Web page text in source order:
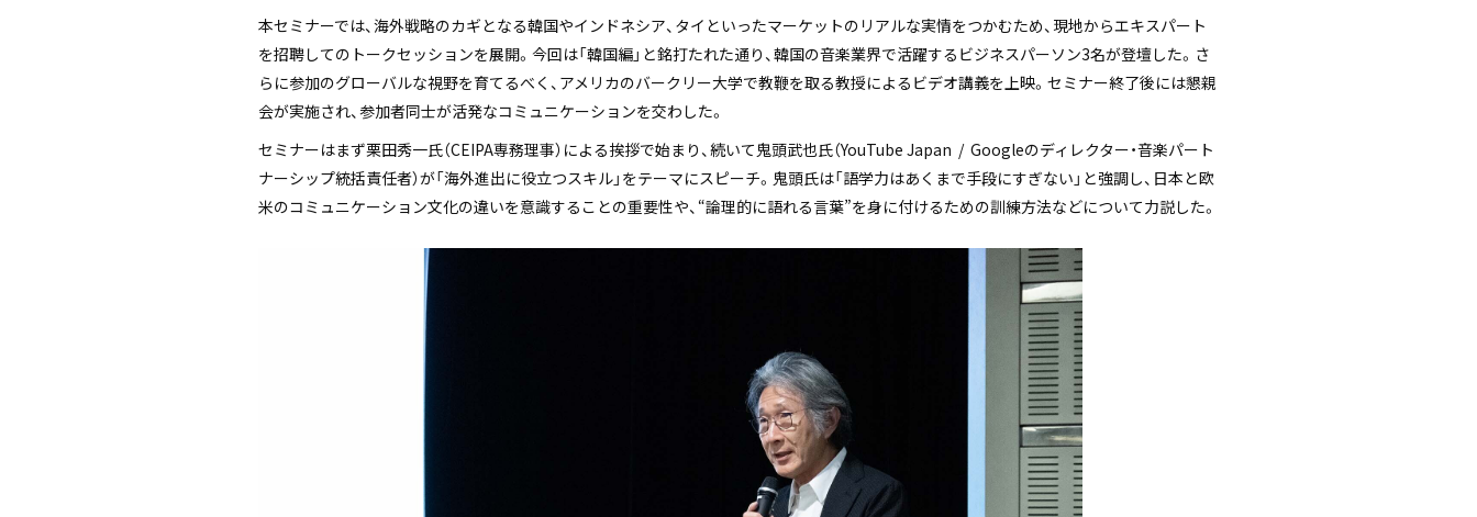
本セミナーでは、海外戦略のカギとなる韓国やインドネシア、タイといったマーケットのリアルな実情をつかむため、現地からエキスパート
を招聘してのトークセッションを展開。今回は「韓国編」と銘打たれた通り、韓国の音楽業界で活躍するビジネスパーソン3名が登壇した。さ
らに参加のグローバルな視野を育てるべく、アメリカのバークリー大学で教鞭を取る教授によるビデオ講義を上映。セミナー終了後には懇親
会が実施され、参加者同士が活発なコミュニケーションを交わした。
セミナーはまず栗田秀一氏（CEIPA専務理事）による挨拶で始まり、続いて鬼頭武也氏（YouTube Japan / Googleのディレクター・音楽パート
ナーシップ統括責任者）が「海外進出に役立つスキル」をテーマにスピーチ。鬼頭氏は「語学力はあくまで手段にすぎない」と強調し、日本と欧
米のコミュニケーション文化の違いを意識することの重要性や、“論理的に語れる言葉”を身に付けるための訓練方法などについて力説した。